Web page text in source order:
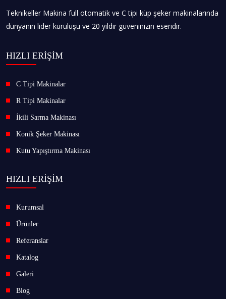
Teknikeller Makina full otomatik ve C tipi küp şeker makinalarında
dünyanın lider kuruluşu ve 20 yıldır güveninizin eseridir.
HIZLI ERİŞİM
C Tipi Makinalar
R Tipi Makinalar
İkili Sarma Makinası
Konik Şeker Makinası
Kutu Yapıştırma Makinası
HIZLI ERİŞİM
Kurumsal
Ürünler
Referanslar
Katalog
Galeri
Blog